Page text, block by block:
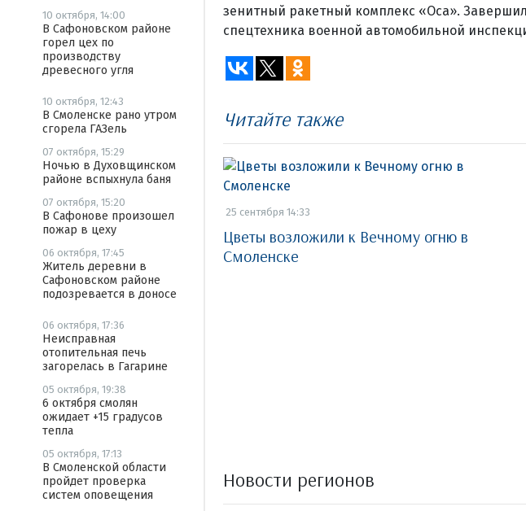
10 октября, 14:00
В Сафоновском районе
горел цех по
производству
древесного угля
10 октября, 12:43
В Смоленске рано утром
сгорела ГАЗель
07 октября, 15:29
Ночью в Духовщинском
районе вспыхнула баня
07 октября, 15:20
В Сафонове произошел
пожар в цеху
06 октября, 17:45
Житель деревни в
Сафоновском районе
подозревается в доносе
06 октября, 17:36
Неисправная
отопительная печь
загорелась в Гагарине
05 октября, 19:38
6 октября смолян
ожидает +15 градусов
тепла
05 октября, 17:13
В Смоленской области
пройдет проверка
систем оповещения
зенитный ракетный комплекс «Оса».
спецтехника военной автомобильной
Читайте также
25 сентября 14:33
Цветы возложили к Вечному огню в
Смоленске
Новости регионов